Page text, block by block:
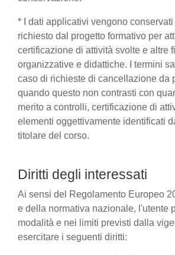
* I dati applicativi vengono
richiesto dal progetto formativo per
certificazione di attività svolte e altre
organizzative e didattiche. I termini
caso di richieste di cancellazione da
quando questo non contrasti con
merito a controlli, certificazione di
elementi oggettivamente identificati
titolare del corso.
Diritti degli interessati
Ai sensi del Regolamento Europeo
e della normativa nazionale, l'utente
modalità e nei limiti previsti dalla
esercitare i seguenti diritti: